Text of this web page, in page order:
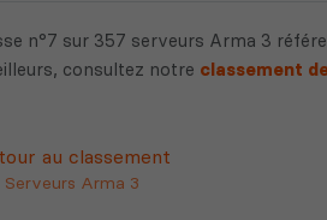
n°7 sur 357 serveurs Arma 3
consultez notre classement
au classement
Serveurs Arma 3